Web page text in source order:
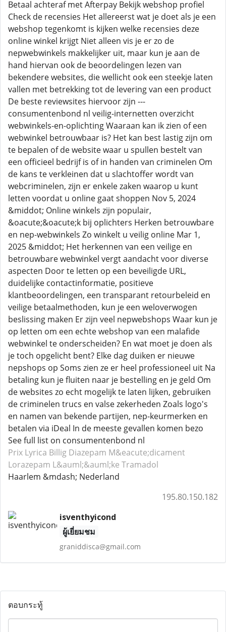
Betaal achteraf met Afterpay Bekijk webshop profiel
Check de recensies Het allereerst wat je doet als je een
webshop tegenkomt is kijken welke recensies deze
online winkel krijgt Niet alleen vis je er zo de
nepwebwinkels makkelijker uit, maar kun je aan de
hand hiervan ook de beoordelingen lezen van
bekendere websites, die wellicht ook een steekje laten
vallen met betrekking tot de levering van een product
De beste reviewsites hiervoor zijn ---
consumentenbond nl veilig-internetten overzicht
webwinkels-en-oplichting Waaraan kan ik zien of een
webwinkel betrouwbaar is? Het kan best lastig zijn om
te bepalen of de website waar u spullen bestelt van
een officieel bedrijf is of in handen van criminelen Om
de kans te verkleinen dat u slachtoffer wordt van
webcriminelen, zijn er enkele zaken waarop u kunt
letten voordat u online gaat shoppen Nov 5, 2024
&middot; Online winkels zijn populair,
&oacute;&oacute;k bij oplichters Herken betrouwbare
en nep-webwinkels Zo winkelt u veilig online Mar 1,
2025 &middot; Het herkennen van een veilige en
betrouwbare webwinkel vergt aandacht voor diverse
aspecten Door te letten op een beveiligde URL,
duidelijke contactinformatie, positieve
klantbeoordelingen, een transparant retourbeleid en
veilige betaalmethoden, kun je een weloverwogen
beslissing maken Er zijn veel nepwebshops Waar kun je
op letten om een echte webshop van een malafide
webwinkel te onderscheiden? En wat moet je doen als
je toch opgelicht bent? Elke dag duiken er nieuwe
nepshops op Soms zien ze er heel professioneel uit Na
betaling kun je fluiten naar je bestelling en je geld Om
de websites zo echt mogelijk te laten lijken, gebruiken
de criminelen trucs en valse zekerheden Zoals logo's
en namen van bekende partijen, nep-keurmerken en
betalen via iDeal In de meeste gevallen komen bezo
See full list on consumentenbond nl
Prix Lyrica Billig Diazepam M&eacute;dicament
Lorazepam L&auml;&auml;ke Tramadol
Haarlem &mdash; Nederland
195.80.150.182
isventhyicond
ผู้เยี่ยมชม
graniddisca@gmail.com
ตอบกระทู้